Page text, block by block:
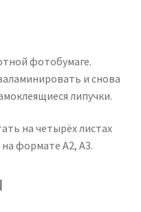
фотобумаге.
и снова
липучки.
на четырёх листах
формате А2, А3.